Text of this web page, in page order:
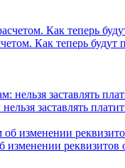
Как теперь будут
заставлять
изменении реквизитов